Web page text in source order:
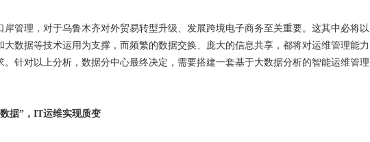
岸管理，对于乌鲁木齐对外贸易转型升级、发展跨境电子商务至关重要。这其中必将以
大数据等技术运用为支撑，而频繁的数据交换、庞大的信息共享，都将对运维管理能力
。针对以上分析，数据分中心最终决定，需要搭建一套基于大数据分析的智能运维管理
据”，IT运维实现质变